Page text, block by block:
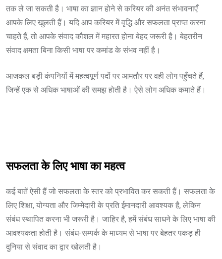
तक ले जा सकती है। भाषा का ज्ञान होने से करियर की अनंत संभावनाएँ
आपके लिए खुलती हैं। यदि आप करियर में वृद्धि और सफलता प्राप्त करना
चाहते हैं, तो आपके संवाद कौशल में महारत होना बेहद जरूरी है। बेहतरीन
संवाद क्षमता बिना किसी भाषा पर कमांड के संभव नहीं है।
आजकल बड़ी कंपनियों में महत्वपूर्ण पदों पर आमतौर पर वही लोग पहुँचते हैं,
जिन्हें एक से अधिक भाषाओं की समझ होती है। ऐसे लोग अधिक कमाते हैं।
सफलता के लिए भाषा का महत्व
कई बातें ऐसी हैं जो सफलता के स्तर को प्रभावित कर सकती हैं। सफलता के
लिए शिक्षा, योग्यता और जिम्मेदारी के प्रति ईमानदारी आवश्यक है, लेकिन
संबंध स्थापित करना भी जरूरी है। जाहिर है, हमें संबंध साधने के लिए भाषा की
आवश्यकता होती है। संबंध-सम्पर्क के माध्यम से भाषा पर बेहतर पकड़ ही
दुनिया से संवाद का द्वार खोलती है।